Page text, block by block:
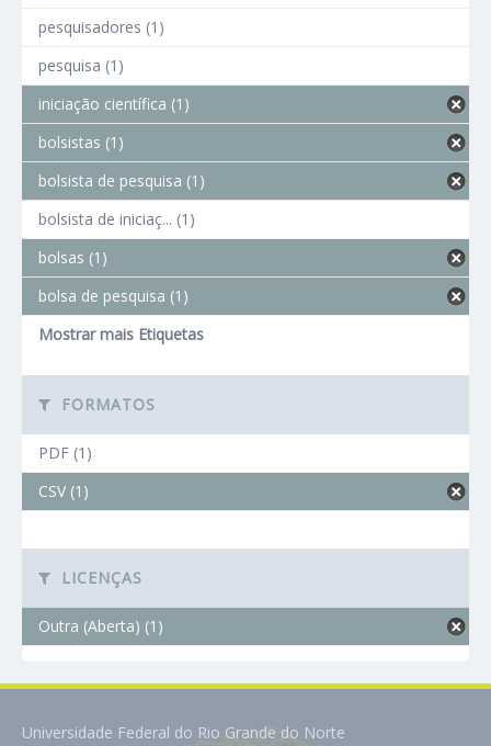
pesquisadores (1)
pesquisa (1)
iniciação científica (1)
bolsistas (1)
bolsista de pesquisa (1)
bolsista de iniciaç... (1)
bolsas (1)
bolsa de pesquisa (1)
Mostrar mais Etiquetas
FORMATOS
PDF (1)
CSV (1)
LICENÇAS
Outra (Aberta) (1)
Universidade Federal do Rio Grande do Norte